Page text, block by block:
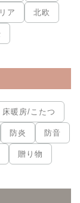
ア 北欧
床暖房/こたつ
防炎 防音
贈り物